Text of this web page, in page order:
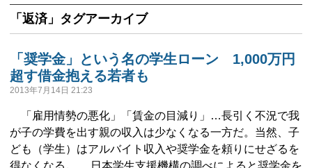
「 返済」タグアーカイブ
「奨学金」という名の学生ローン 1,000万円
超す借金抱える若者も
2013年7月14日 21:23
「雇用情勢の悪化」「賃金の目減り」…長引く不況で我
が子の学費を出す親の収入は少なくなる一方だ。当然、子
ども（学生）はアルバイト収入や奨学金を頼りにせざるを
得なくなる。 日本学生支援機構の調べによると奨学金を